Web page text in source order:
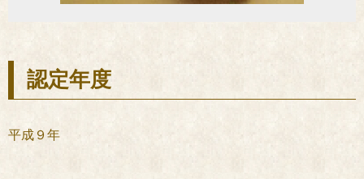
認定年度
平成９年